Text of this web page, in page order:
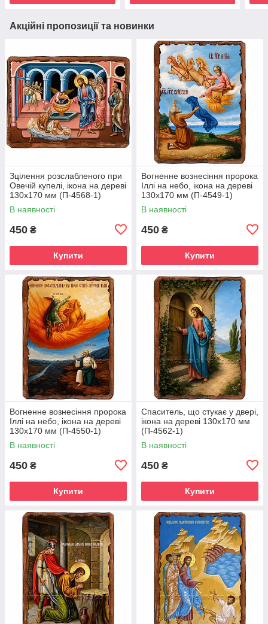
Акційні пропозиції та новинки
Зцілення розслабленого при
Овечій купелі, ікона на дереві
130х170 мм (П-4568-1)
В наявності
450 ₴
Купити
Вогненне вознесіння пророка
Іллі на небо, ікона на дереві
130х170 мм (П-4549-1)
В наявності
450 ₴
Купити
Вогненне вознесіння пророка
Іллі на небо, ікона на дереві
130х170 мм (П-4550-1)
В наявності
450 ₴
Купити
Спаситель, що стукає у двері,
ікона на дереві 130х170 мм
(П-4562-1)
В наявності
450 ₴
Купити